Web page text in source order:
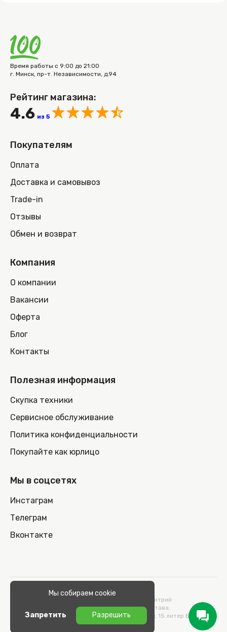
Время работы с 9:00 до 21:00
г. Минск, пр-т. Независимости, д.94
Рейтинг магазина:
4.6 из 5
Покупателям
Оплата
Доставка и самовывоз
Trade-in
Отзывы
Обмен и возврат
Компания
О компании
Вакансии
Оферта
Блог
Контакты
Полезная информация
Скупка техники
Сервисное обслуживание
Политика конфиденциальности
Покупайте как юрлицо
Мы в соцсетях
Инстаграм
Телеграм
Вконтакте
© 2026 100nout.by,
ООО «СТОНОУТБУКОВ» Директор Метельский Дмитрий
Константинович, действующий на основании Устава.
Адрес: 220100, Беларусь, г. Минск, ул. Кульман, д. 15 литер Б 9/к.
Мы собираем cookie
Запретить Разрешить